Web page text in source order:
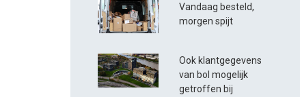
Vandaag besteld,
morgen spijt
Ook klantgegevens
van bol mogelijk
getroffen bij